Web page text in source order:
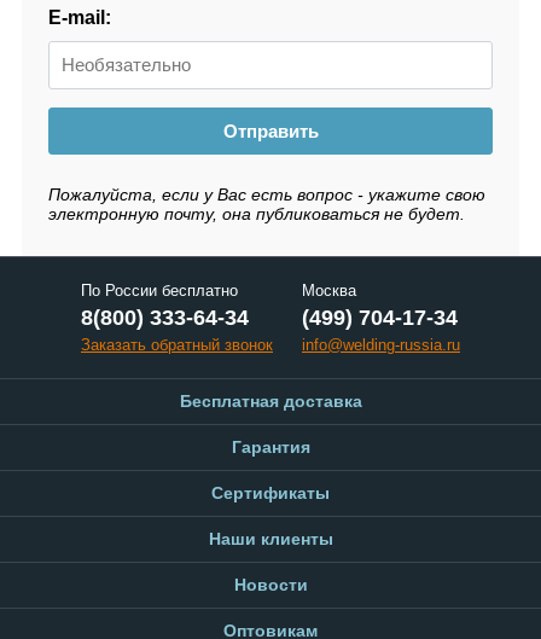
E-mail:
Отправить
Пожалуйста, если у Вас есть вопрос - укажите свою
электронную почту, она публиковаться не будет.
По России бесплатно
8(800) 333-64-34
Заказать обратный звонок
Москва
(499) 704-17-34
info@welding-russia.ru
Бесплатная доставка
Гарантия
Сертификаты
Наши клиенты
Новости
Оптовикам